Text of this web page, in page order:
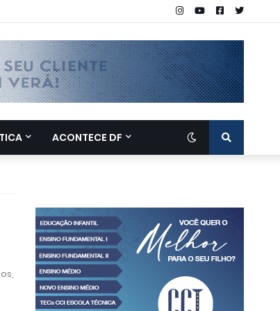
ACONTECE DF